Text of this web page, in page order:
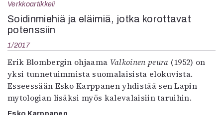
Verkkoartikkeli
Soidinmiehiä ja eläimiä, jotka korottavat
potenssiin
1/2017
Erik Blombergin ohjaama Valkoinen peura (1952) on
yksi tunnetuimmista suomalaisista elokuvista.
Esseessään Esko Karppanen yhdistää sen Lapin
mytologian lisäksi myös kalevalaisiin taruihin.